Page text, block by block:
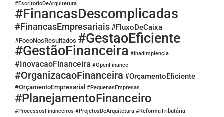
#EscritorioDeArquitetura
#FinancasDescomplicadas
#FinancasEmpresariais#FluxoDeCaixa
#FocoNosResultados #GestaoEficiente
#GestãoFinanceira #Inadimplencia
#InovacaoFinanceira #OpenFinance
#OrganizacaoFinanceira #OrçamentoEficiente
#OrçamentoEmpresarial #PequenasEmpresas
#PlanejamentoFinanceiro
#ProcessosFinanceiros #ProjetosDeArquitetura #ReformaTributária